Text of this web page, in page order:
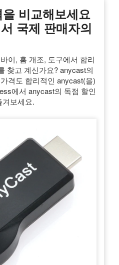
비교해보세요
국제 판매자의
이, 홈 개조, 도구에서 합리
찾고 계신가요? anycast의
격도 합리적인 anycast(을)
에서 anycast의 독점 할인
보세요.